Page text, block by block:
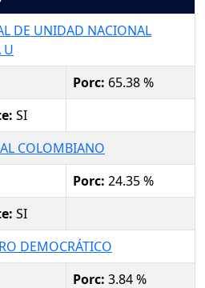
DE UNIDAD NACIONAL
U
Porc: 65.38 %
SI
COLOMBIANO
Porc: 24.35 %
SI
DEMOCRÁTICO
Porc: 3.84 %